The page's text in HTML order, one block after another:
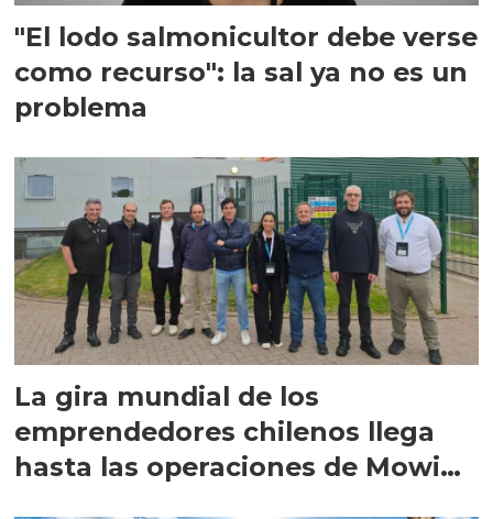
"El lodo salmonicultor debe verse
como recurso": la sal ya no es un
problema
La gira mundial de los
emprendedores chilenos llega
hasta las operaciones de Mowi